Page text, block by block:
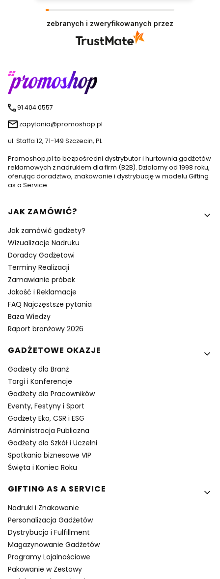
zebranych i zweryfikowanych przez
91 404 0557
zapytania@promoshop.pl
ul. Staffa 12, 71-149 Szczecin, PL
Promoshop.pl to bezpośredni dystrybutor i hurtownia gadżetów
reklamowych z nadrukiem dla firm (B2B). Działamy od 1998 roku,
oferując doradztwo, znakowanie i dystrybucję w modelu Gifting
as a Service.
Linki w stopce
JAK ZAMÓWIĆ?
Jak zamówić gadżety?
Wizualizacje Nadruku
Doradcy Gadżetowi
Terminy Realizacji
Zamawianie próbek
Jakość i Reklamacje
FAQ Najczęstsze pytania
Baza Wiedzy
Raport branżowy 2026
GADŻETOWE OKAZJE
Gadżety dla Branż
Targi i Konferencje
Gadżety dla Pracowników
Eventy, Festyny i Sport
Gadżety Eko, CSR i ESG
Administracja Publiczna
Gadżety dla Szkół i Uczelni
Spotkania biznesowe VIP
Święta i Koniec Roku
GIFTING AS A SERVICE
Nadruki i Znakowanie
Personalizacja Gadżetów
Dystrybucja i Fulfillment
Magazynowanie Gadżetów
Programy Lojalnościowe
Pakowanie w Zestawy